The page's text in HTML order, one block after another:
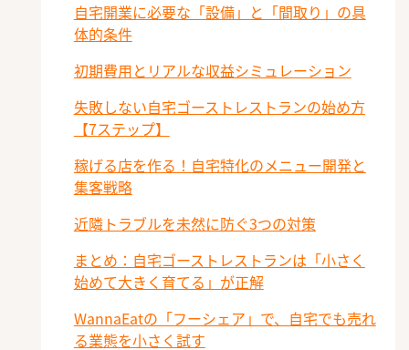
自宅開業に必要な「設備」と「間取り」の具
体的条件
初期費用とリアルな収益シミュレーション
失敗しない自宅ゴーストレストランの始め方
【7ステップ】
稼げる店を作る！自宅特化のメニュー開発と
集客戦略
近隣トラブルを未然に防ぐ3つの対策
まとめ：自宅ゴーストレストランは「小さく
始めて大きく育てる」が正解
WannaEatの「フーシェア」で、自宅でも売れ
る業態を小さく試す